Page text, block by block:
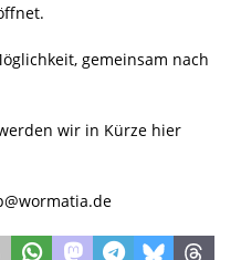
gemeinsam nach
wir in Kürze hier